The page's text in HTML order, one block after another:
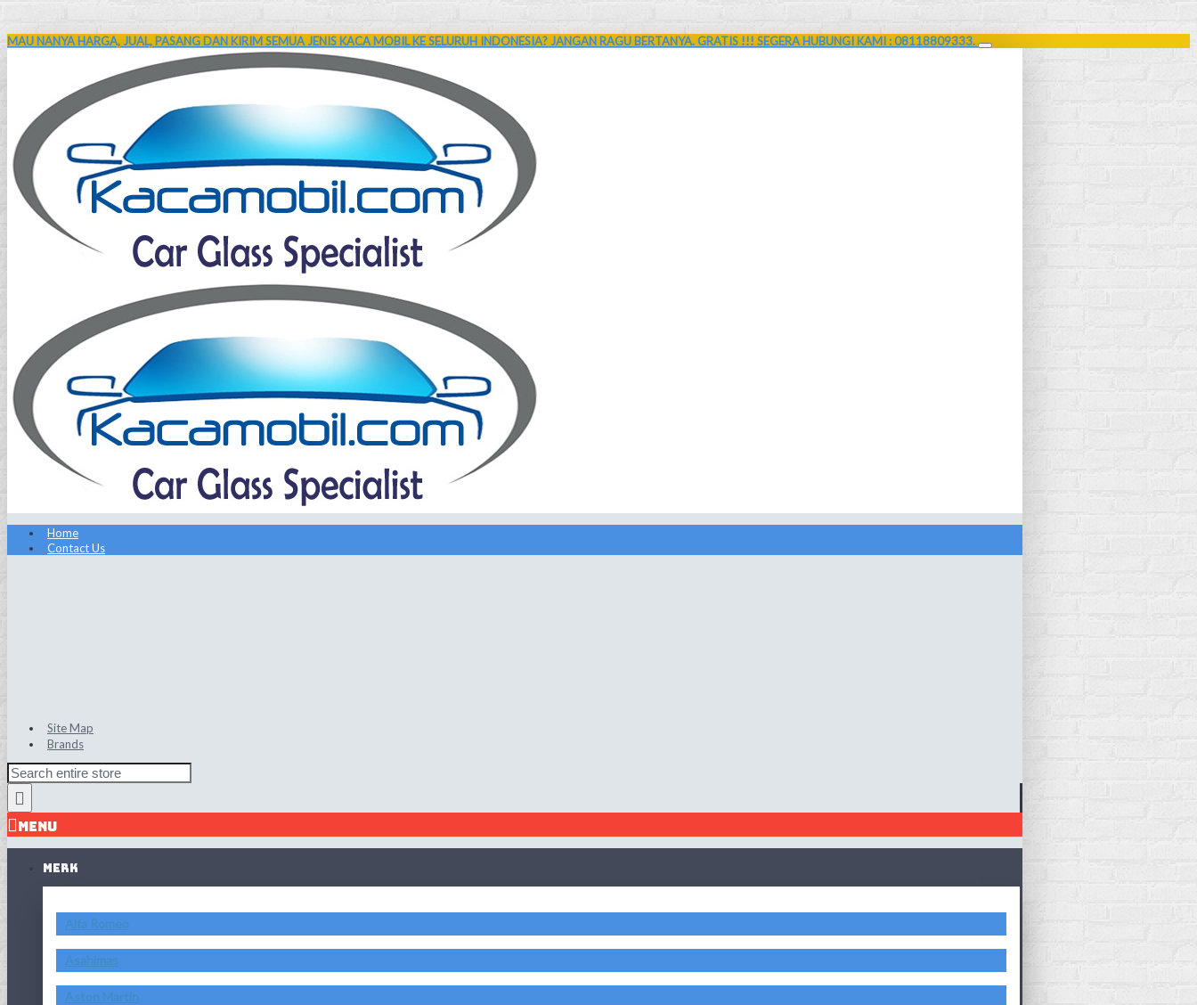
MAU NANYA HARGA, JUAL, PASANG DAN KIRIM SEMUA JENIS KACA MOBIL KE SELURUH INDONESIA? JANGAN RAGU BERTANYA. GRATIS !!! SEGERA HUBUNGI KAMI : 08118809333.
Home
Contact Us
Site Map
Brands
MENU
MERK
Alfa Romeo
Asahimas
Aston Martin